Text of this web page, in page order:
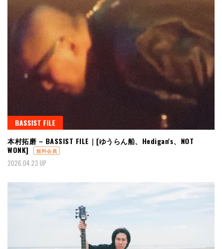
BASSIST FILE
本村拓磨 – BASSIST FILE｜[ゆうらん船、Hedigan's、NOT
WONK]
無料会員
2026.04.23 UP